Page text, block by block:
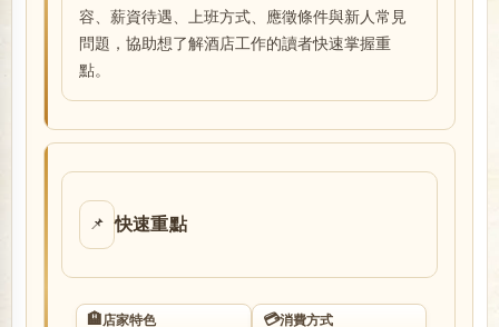
容、薪資待遇、上班方式、應徵條件與新人常見
問題，協助想了解酒店工作的讀者快速掌握重
點。
📌 快速重點
🏨店家特色 💳消費方式